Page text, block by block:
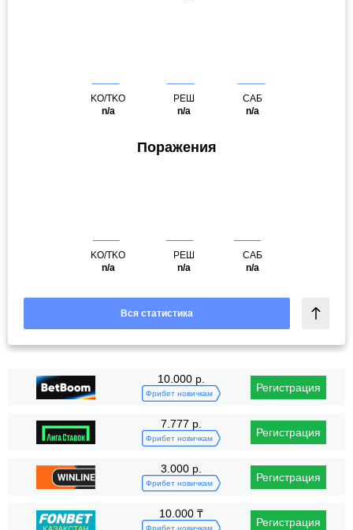
KO/TKO
n/a
РЕШ
n/a
САБ
n/a
Поражения
KO/TKO
n/a
РЕШ
n/a
САБ
n/a
Вся статистика
10.000 р.
Фрибет новичкам Регистрация
7.777 р.
Фрибет новичкам Регистрация
3.000 р.
Фрибет новичкам Регистрация
10.000 ₸
Фрибет новичкам Регистрация